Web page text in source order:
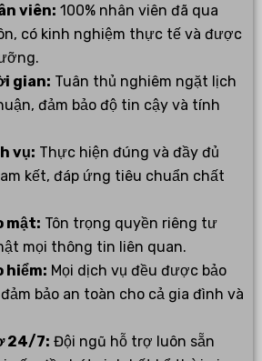
viên: 100% nhân viên đã qua
có kinh nghiệm thực tế và được
gian: Tuân thủ nghiêm ngặt lịch
đảm bảo độ tin cậy và tính
vụ: Thực hiện đúng và đầy đủ
kết, đáp ứng tiêu chuẩn chất
mật: Tôn trọng quyền riêng tư
mọi thông tin liên quan.
hiểm: Mọi dịch vụ đều được bảo
bảo an toàn cho cả gia đình và
24/7: Đội ngũ hỗ trợ luôn sẵn